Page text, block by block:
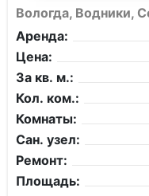
Вологда, Водники,
Аренда:
Цена:
За кв. м.:
Кол. ком.:
Комнаты:
Сан. узел:
Ремонт:
Площадь: